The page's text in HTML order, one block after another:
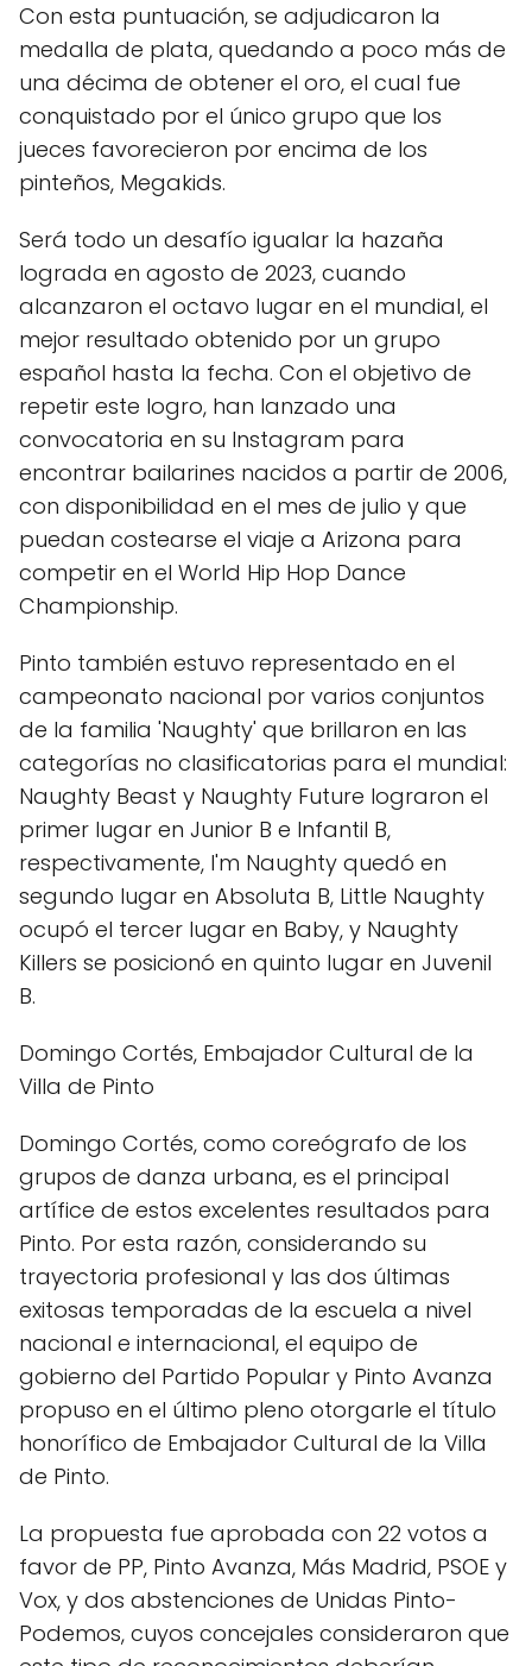
Con esta puntuación, se adjudicaron la
medalla de plata, quedando a poco más de
una décima de obtener el oro, el cual fue
conquistado por el único grupo que los
jueces favorecieron por encima de los
pinteños, Megakids.
Será todo un desafío igualar la hazaña
lograda en agosto de 2023, cuando
alcanzaron el octavo lugar en el mundial, el
mejor resultado obtenido por un grupo
español hasta la fecha. Con el objetivo de
repetir este logro, han lanzado una
convocatoria en su Instagram para
encontrar bailarines nacidos a partir de 2006,
con disponibilidad en el mes de julio y que
puedan costearse el viaje a Arizona para
competir en el World Hip Hop Dance
Championship.
Pinto también estuvo representado en el
campeonato nacional por varios conjuntos
de la familia 'Naughty' que brillaron en las
categorías no clasificatorias para el mundial:
Naughty Beast y Naughty Future lograron el
primer lugar en Junior B e Infantil B,
respectivamente, I'm Naughty quedó en
segundo lugar en Absoluta B, Little Naughty
ocupó el tercer lugar en Baby, y Naughty
Killers se posicionó en quinto lugar en Juvenil
B.
Domingo Cortés, Embajador Cultural de la
Villa de Pinto
Domingo Cortés, como coreógrafo de los
grupos de danza urbana, es el principal
artífice de estos excelentes resultados para
Pinto. Por esta razón, considerando su
trayectoria profesional y las dos últimas
exitosas temporadas de la escuela a nivel
nacional e internacional, el equipo de
gobierno del Partido Popular y Pinto Avanza
propuso en el último pleno otorgarle el título
honorífico de Embajador Cultural de la Villa
de Pinto.
La propuesta fue aprobada con 22 votos a
favor de PP, Pinto Avanza, Más Madrid, PSOE y
Vox, y dos abstenciones de Unidas Pinto-
Podemos, cuyos concejales consideraron que